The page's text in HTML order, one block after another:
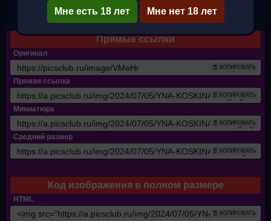
✔ Полный размер
Прямые ссылки
Оригинал
🧾 КОПИРОВАТЬ
Прямая ссылка
🧾 КОПИРОВАТЬ
Миниатюра
🧾 КОПИРОВАТЬ
Средний размер
🧾 КОПИРОВАТЬ
Код изображения в полном размере
HTML
🧾 КОПИРОВАТЬ
Мне есть 18 лет Мне нет 18 лет